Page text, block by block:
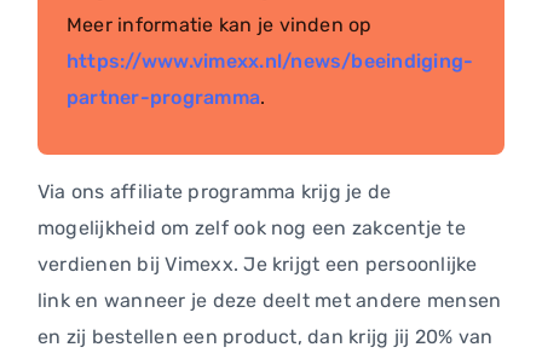
Meer informatie kan je vinden op
https://www.vimexx.nl/news/beeindiging-
partner-programma.
Via ons affiliate programma krijg je de
mogelijkheid om zelf ook nog een zakcentje te
verdienen bij Vimexx. Je krijgt een persoonlijke
link en wanneer je deze deelt met andere mensen
en zij bestellen een product, dan krijg jij 20% van